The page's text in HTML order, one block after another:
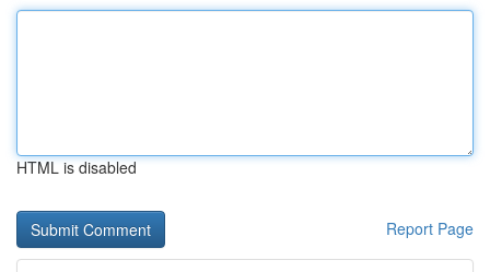
HTML is disabled
Report Page